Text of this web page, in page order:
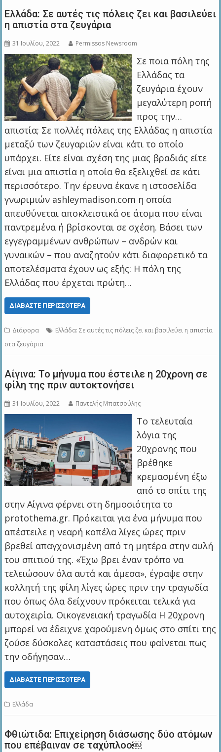
Ελλάδα: Σε αυτές τις πόλεις ζει και βασιλεύει
η απιστία στα ζευγάρια
31 Ιουλίου, 2022 Permissos Newsroom
Σε ποια πόλη της
Ελλάδας τα
ζευγάρια έχουν
μεγαλύτερη ροπή
προς την…
απιστία; Σε πολλές πόλεις της Ελλάδας η απιστία
μεταξύ των ζευγαριών είναι κάτι το οποίο
υπάρχει. Είτε είναι σχέση της μιας βραδιάς είτε
είναι μια απιστία η οποία θα εξελιχθεί σε κάτι
περισσότερο. Την έρευνα έκανε η ιστοσελίδα
γνωριμιών ashleymadison.com η οποία
απευθύνεται αποκλειστικά σε άτομα που είναι
παντρεμένα ή βρίσκονται σε σχέση. Βάσει των
εγγεγραμμένων ανθρώπων – ανδρών και
γυναικών – που αναζητούν κάτι διαφορετικό τα
αποτελέσματα έχουν ως εξής: Η πόλη της
Ελλάδας που έρχεται πρώτη…
ΔΙΑΒΆΣΤΕ ΠΕΡΙΣΣΌΤΕΡΑ
Διάφορα
Ελλάδα: Σε αυτές τις πόλεις ζει και βασιλεύει η απιστία
στα ζευγάρια
Αίγινα: Το μήνυμα που έστειλε η 20χρονη σε
φίλη της πριν αυτοκτονήσει
31 Ιουλίου, 2022 Παντελής Μπατσούλης
Το τελευταία
λόγια της
20χρονης που
βρέθηκε
κρεμασμένη έξω
από το σπίτι της
στην Αίγινα φέρνει στη δημοσιότητα το
protothema.gr. Πρόκειται για ένα μήνυμα που
απέστειλε η νεαρή κοπέλα λίγες ώρες πριν
βρεθεί απαγχονισμένη από τη μητέρα στην αυλή
του σπιτιού της. «Έχω βρει έναν τρόπο να
τελειώσουν όλα αυτά και άμεσα», έγραψε στην
κολλητή της φίλη λίγες ώρες πριν την τραγωδία
που όπως όλα δείχνουν πρόκειται τελικά για
αυτοχειρία. Οικογενειακή τραγωδία Η 20χρονη
μπορεί να έδειχνε χαρούμενη όμως στο σπίτι της
ζούσε δύσκολες καταστάσεις που φαίνεται πως
την οδήγησαν…
ΔΙΑΒΆΣΤΕ ΠΕΡΙΣΣΌΤΕΡΑ
Ελλάδα
Φθιώτιδα: Επιχείρηση διάσωσης δύο ατόμων
που επέβαιναν σε ταχύπλοο￼